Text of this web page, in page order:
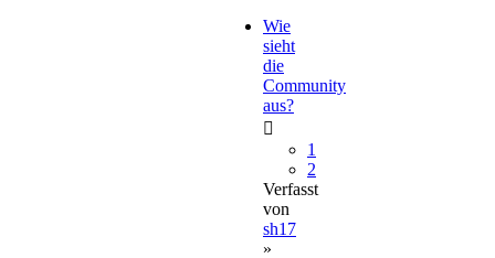
Wie
sieht
die
Community
aus?
1
2
Verfasst
von
sh17
»